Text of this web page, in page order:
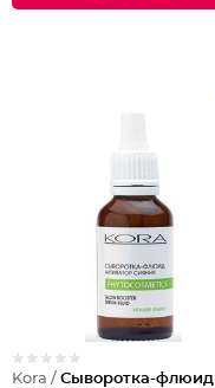
Kora / Сыворотка-флюид